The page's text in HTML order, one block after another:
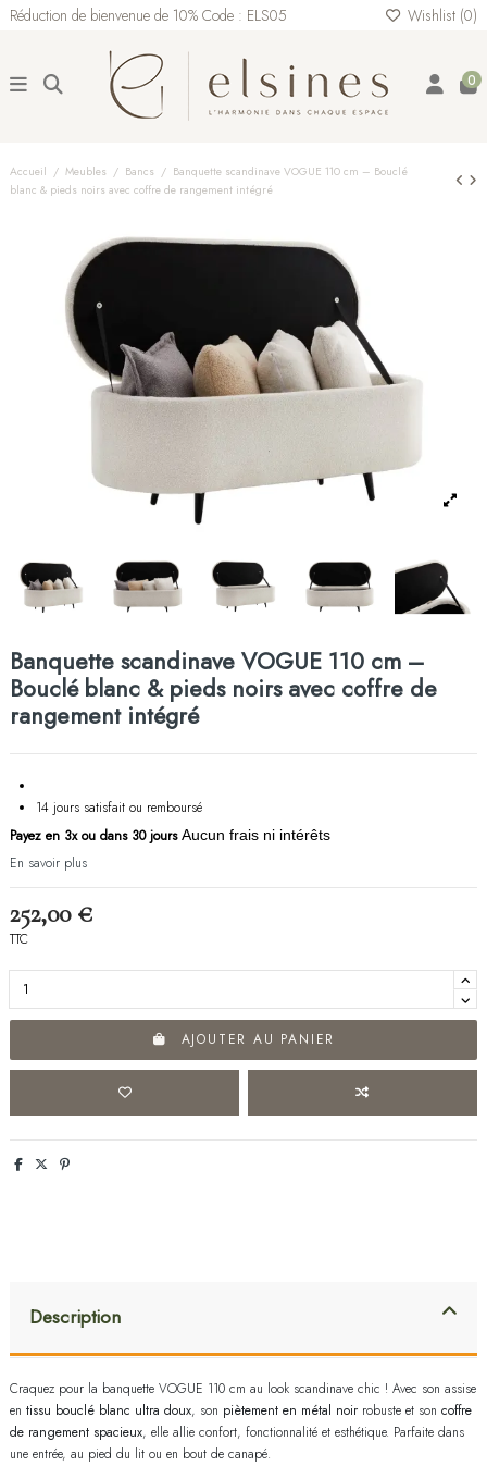
Réduction de bienvenue de 10% Code : ELS05 Wishlist (0)
0
Accueil Meubles Bancs
Banquette scandinave VOGUE 110 cm – Bouclé
blanc & pieds noirs avec coffre de rangement intégré
Banquette scandinave VOGUE 110 cm –
Bouclé blanc & pieds noirs avec coffre de
rangement intégré
14 jours satisfait ou remboursé
Payez en 3x ou dans 30 joursAucun frais ni intérêts
En savoir plus
252,00 €
TTC
AJOUTER AU PANIER
Description
Craquez pour la banquette VOGUE 110 cm au look scandinave chic ! Avec son assise
en tissu bouclé blanc ultra doux, son piètement en métal noir robuste et son coffre
de rangement spacieux, elle allie confort, fonctionnalité et esthétique. Parfaite dans
une entrée, au pied du lit ou en bout de canapé.